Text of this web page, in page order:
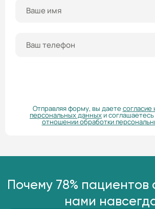
Отправляя форму, вы даете согласие
персональных данныхи
отношении обработки
Почему 78% пациентов
нами